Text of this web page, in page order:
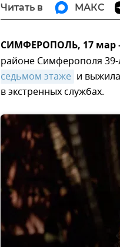
Читать в МАКС
СИМФЕРОПОЛЬ, 17 мар
районе Симферополя
седьмом этаже и
в экстренных службах.